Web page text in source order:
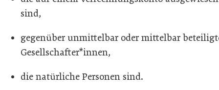
sind,
gegenüber unmittelbar oder mittelbar
Gesellschafter*innen,
die natürliche Personen sind.